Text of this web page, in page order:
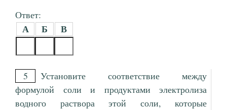
Ответ:
А Б В
5
Установите соответствие между
формулой соли и продуктами электролиза
водного раствора этой соли, которые